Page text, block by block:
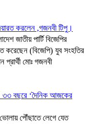
করলেন ,গজনবী টিপু।
জাতীয় পার্টি বিজেপির
করেছেন (বিজেপি) যুব সংহতির
প্রার্থী মোঃ গজনবী
৩৩ বছরে ‘দৈনিক আজকের
পৌঁছাতে লেগে যেত